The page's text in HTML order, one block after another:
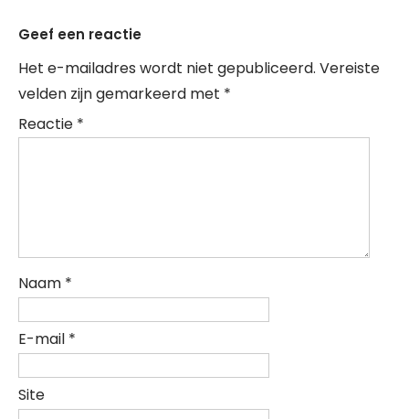
Geef een reactie
Het e-mailadres wordt niet gepubliceerd. Vereiste
velden zijn gemarkeerd met *
Reactie *
Naam *
E-mail *
Site